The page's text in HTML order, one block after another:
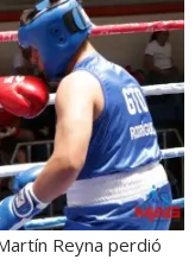
Reyna perdió